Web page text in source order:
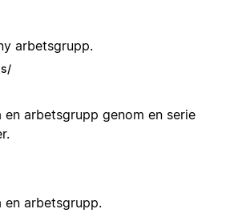
arbetsgrupp.
en arbetsgrupp genom en serie
en arbetsgrupp.